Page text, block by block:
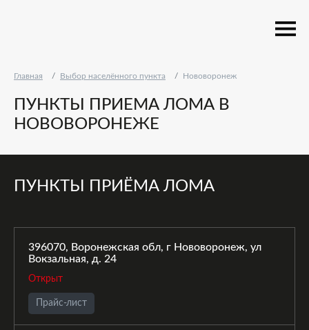
Главная Выбор населённого пункта Нововоронеж
ПУНКТЫ ПРИЕМА ЛОМА В
НОВОВОРОНЕЖЕ
ПУНКТЫ ПРИЁМА ЛОМА
396070, Воронежская обл, г Нововоронеж, ул
Вокзальная, д. 24
Открыт
Прайс-лист